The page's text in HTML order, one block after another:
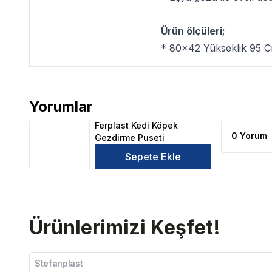
Ürün ölçüleri;
* 80x42 Yükseklik 95
Yorumlar
Ferplast Kedi Köpek Gezdirme Puseti Ürün
Ferplast Kedi Köpek
Gezdirme Puseti
Sepete Ekle
0 Yorum
Ürünlerimizi Keşfet!
Stefanplast